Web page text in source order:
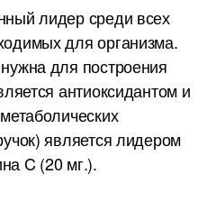
лидер среди всех
для организма.
для построения
антиоксидантом и
является лидером
C (20 мг.).